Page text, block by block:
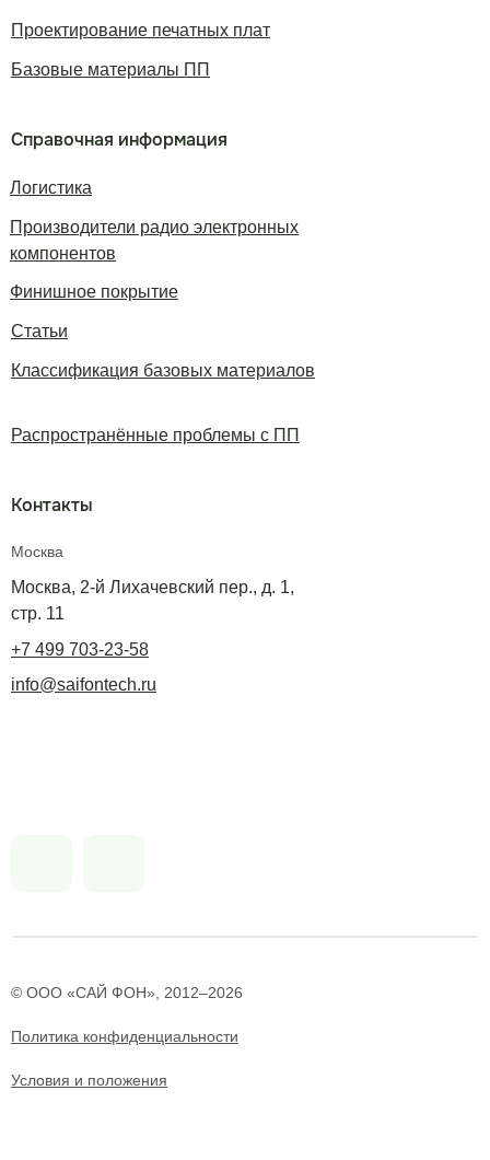
Контакты
Москва
Москва, 2-й Лихачевский пер., д. 1,
стр. 11
+7 499 703-23-58
info@saifontech.ru
Справочная информация
Статьи
Классификация базовых материалов
Распространённые проблемы с ПП
Проектирование печатных плат
Базовые материалы ПП
Логистика
Финишное покрытие
Политика конфиденциальности
© ООО «САЙ ФОН», 2012–2026
Производители радио электронных
компонентов
Условия и положения